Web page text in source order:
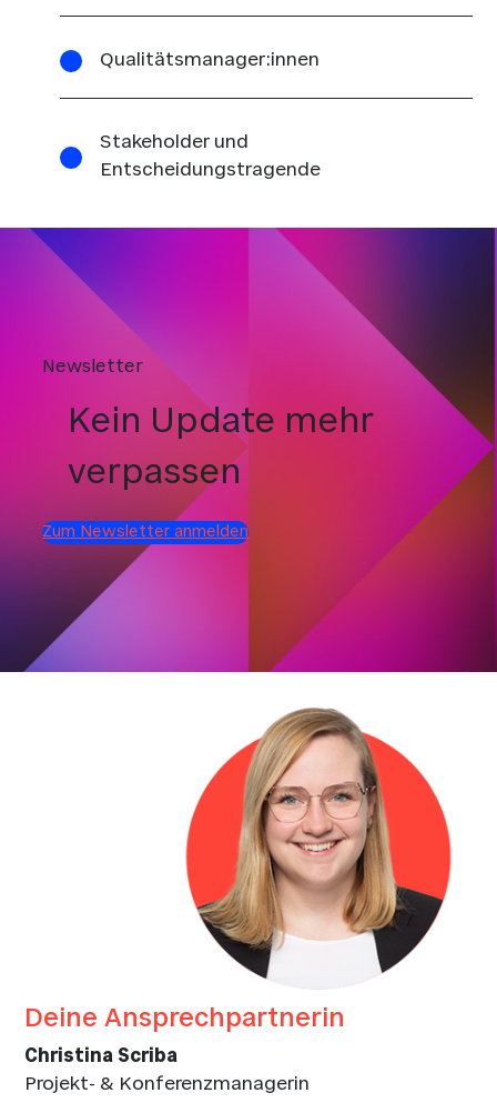
Qualitätsmanager:innen
Stakeholder und
Entscheidungstragende
Newsletter
Kein Update mehr
verpassen
Zum Newsletter anmelden
Deine Ansprechpartnerin
Christina Scriba
Projekt- & Konferenzmanagerin